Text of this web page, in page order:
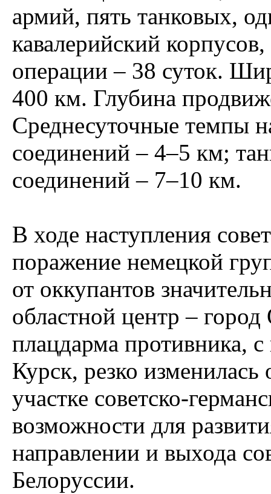
армий, пять танковых,
кавалерийский
операции – 38 суток.
400 км. Глубина
Среднесуточные темпы
соединений – 4–5 км;
соединений – 7–10 км.
В ходе наступления
поражение немецкой
от оккупантов
областной центр –
плацдарма противника, с
Курск, резко изменилась
участке советско-
возможности для
направлении и выхода
Белоруссии.